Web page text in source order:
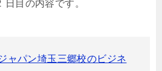
目の内容です。
ャパン埼玉三郷校のビジネ